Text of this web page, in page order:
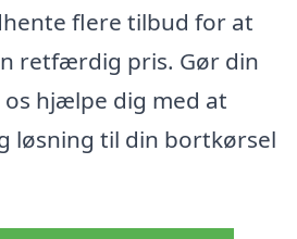
flere tilbud for at
retfærdig pris. Gør din
hjælpe dig med at
løsning til din bortkørsel